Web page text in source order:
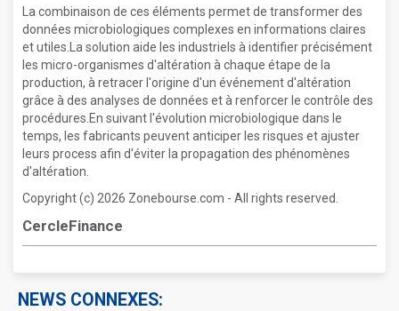
La combinaison de ces éléments permet de transformer des
données microbiologiques complexes en informations claires
et utiles.La solution aide les industriels à identifier précisément
les micro-organismes d'altération à chaque étape de la
production, à retracer l'origine d'un événement d'altération
grâce à des analyses de données et à renforcer le contrôle des
procédures.En suivant l'évolution microbiologique dans le
temps, les fabricants peuvent anticiper les risques et ajuster
leurs process afin d'éviter la propagation des phénomènes
d'altération.
Copyright (c) 2026 Zonebourse.com - All rights reserved.
CercleFinance
NEWS CONNEXES: